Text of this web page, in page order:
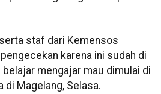
staf dari Kemensos
karena ini sudah di
mengajar mau dimulai di
di Magelang, Selasa.